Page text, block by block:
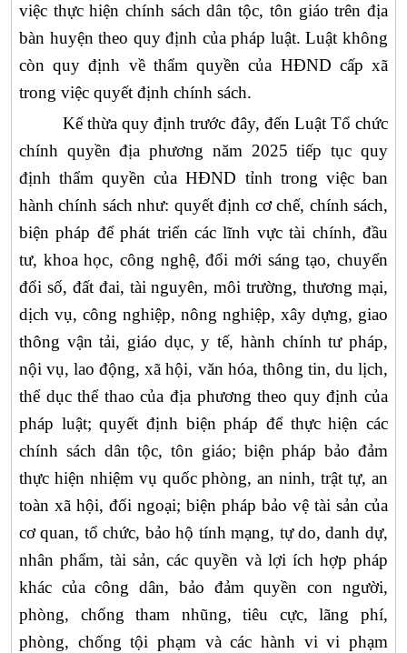
việc thực hiện chính sách dân tộc, tôn giáo trên địa
bàn huyện theo quy định của pháp luật. Luật không
còn quy định về thẩm quyền của HĐND cấp xã
trong việc quyết định chính sách.
Kế thừa quy định trước đây, đến Luật Tổ chức
chính quyền địa phương năm 2025 tiếp tục quy
định thẩm quyền của HĐND tỉnh trong việc ban
hành chính sách như: quyết định cơ chế, chính sách,
biện pháp để phát triển các lĩnh vực tài chính, đầu
tư, khoa học, công nghệ, đổi mới sáng tạo, chuyển
đổi số, đất đai, tài nguyên, môi trường, thương mại,
dịch vụ, công nghiệp, nông nghiệp, xây dựng, giao
thông vận tải, giáo dục, y tế, hành chính tư pháp,
nội vụ, lao động, xã hội, văn hóa, thông tin, du lịch,
thể dục thể thao của địa phương theo quy định của
pháp luật; quyết định biện pháp để thực hiện các
chính sách dân tộc, tôn giáo; biện pháp bảo đảm
thực hiện nhiệm vụ quốc phòng, an ninh, trật tự, an
toàn xã hội, đối ngoại; biện pháp bảo vệ tài sản của
cơ quan, tổ chức, bảo hộ tính mạng, tự do, danh dự,
nhân phẩm, tài sản, các quyền và lợi ích hợp pháp
khác của công dân, bảo đảm quyền con người,
phòng, chống tham nhũng, tiêu cực, lãng phí,
phòng, chống tội phạm và các hành vi vi phạm